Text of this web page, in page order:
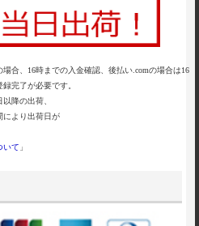
合、16時までの入金確認、後払い.comの場合は16
完了が必要です。
降の出荷、
により出荷日が
いて 」